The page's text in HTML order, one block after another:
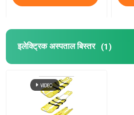
इलेक्ट्रिक अस्पताल बिस्तर (1)